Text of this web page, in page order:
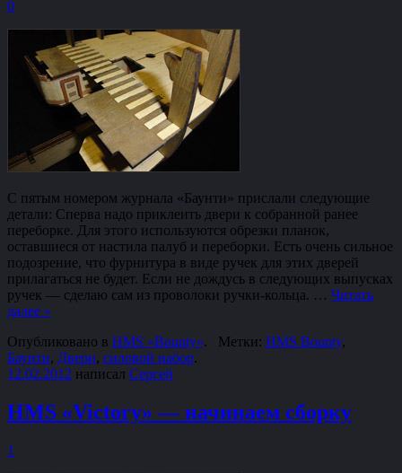
0
С пятым номером журнала «Баунти» прислали следующие
детали: Сперва надо приклеить двери к собранной ранее
переборке. Для этого используются обрезки планок,
оставшиеся от настила палуб и переборки. Есть очень сильное
подозрение, что фурнитура в виде ручек для этих дверей
прилагаться не будет. Если не дождусь в следующих выпусках
ручек — сделаю сам из проволоки ручки-кольца. … Читать
далее »
Опубликовано в HMS «Bounty». Метки: HMS Bounty,
Баунти, Двери, силовой набор.
12.02.2012 написал Сергей
HMS «Victory» — начинаем сборку
1